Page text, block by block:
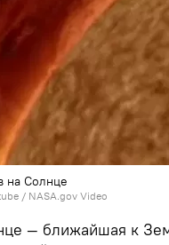
на Солнце
/ NASA.gov Video
— ближайшая к